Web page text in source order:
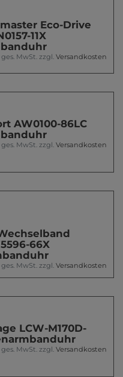
Eco-Drive
11X
MwSt. zzgl. Versandkosten
AW0100-86LC
MwSt. zzgl. Versandkosten
66X
MwSt. zzgl. Versandkosten
LCW-M170D-
MwSt. zzgl. Versandkosten